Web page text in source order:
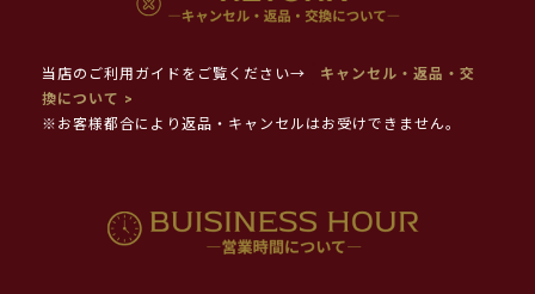
当店のご利用ガイドをご覧ください→
キャンセル・返品・交
換について >
※お客様都合により返品・キャンセルはお受けできません。